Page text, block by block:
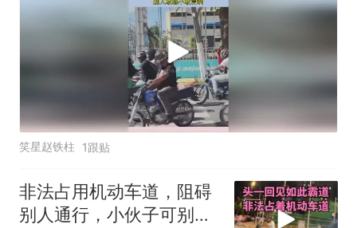
笑星赵铁柱 1跟贴
非法占用机动车道，阻碍
别人通行，小伙子可别把